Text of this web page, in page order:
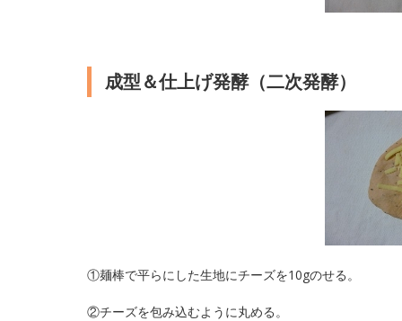
成型＆仕上げ発酵（二次発酵）
①麺棒で平らにした生地にチーズを10gのせる。
②チーズを包み込むように丸める。